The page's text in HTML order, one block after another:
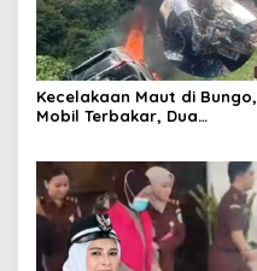
Kecelakaan Maut di Bungo,
Mobil Terbakar, Dua